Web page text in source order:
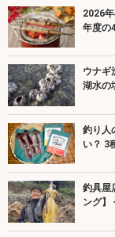
2026
年度の
ウナギ
湖水の
釣り人
い？ 3
釣具屋
ング】